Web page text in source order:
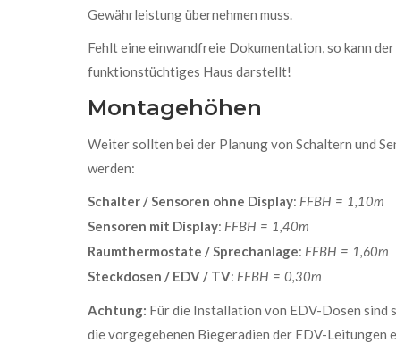
Gewährleistung übernehmen muss.
Fehlt eine einwandfreie Dokumentation, so kann
funktionstüchtiges Haus darstellt!
Montagehöhen
Weiter sollten bei der Planung von Schaltern und
werden:
Schalter / Sensoren ohne Display: FFBH = 1,10m
Sensoren mit Display: FFBH = 1,40m
Raumthermostate / Sprechanlage: FFBH = 1,60m
Steckdosen / EDV / TV: FFBH = 0,30m
Achtung: Für die Installation von EDV-Dosen sind
die vorgegebenen Biegeradien der EDV-Leitungen